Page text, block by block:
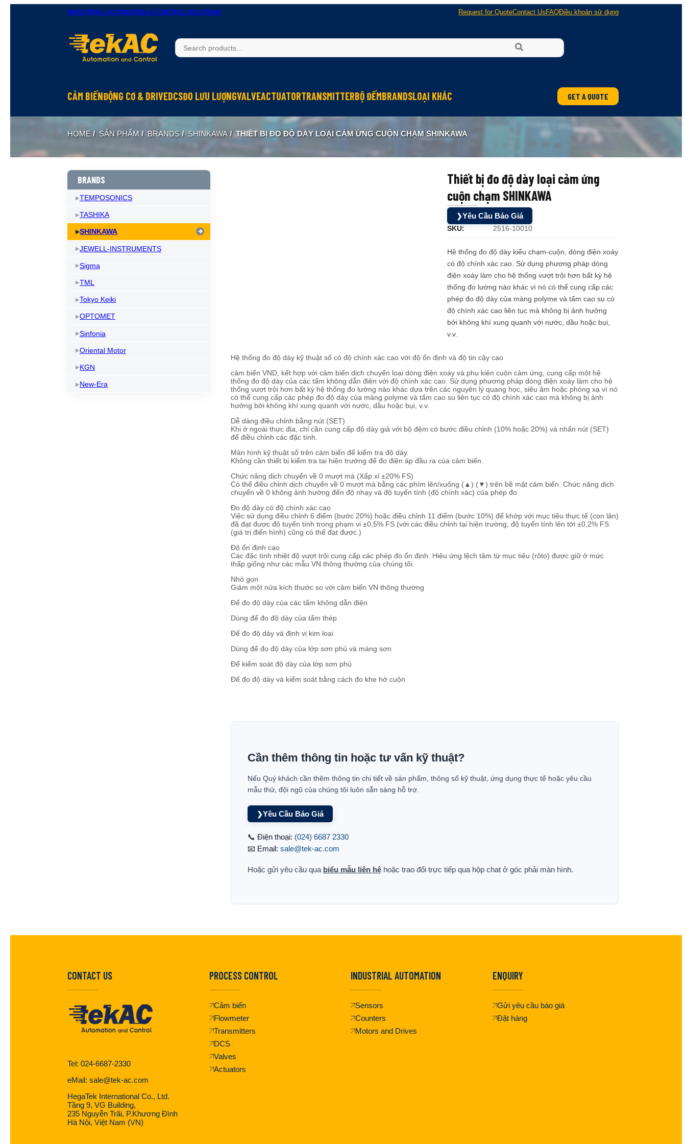
INDUSTRIAL AUTOMATION & CONTROL SOLUTIONS Request for QuoteContact Us FAQĐiều khoản sử dụng
CẢM BIẾNĐỘNG CƠ & DRIVEDCSĐO LƯU LƯỢNGVALVEACTUATORTRANSMITTERBỘ ĐẾMBRANDS
Oriental Motor
KGN
LOẠI KHÁC
Đèn phòng nổ
GET A QUOTE
HOME / SẢN PHẨM / BRANDS / SHINKAWA / THIẾT BỊ ĐO ĐỘ DÀY LOẠI CẢM ỨNG CUỘN CHẠM SHINKAWA
BRANDS
TEMPOSONICS
TASHIKA
SHINKAWA
JEWELL-INSTRUMENTS
Sigma
TML
Tokyo Keiki
OPTOMET
Sinfonia
Oriental Motor
KGN
New-Era
Thiết bị đo độ dày loại cảm ứng
cuộn chạm SHINKAWA
❯Yêu Cầu Báo Giá
SKU: 2516-10010
Hệ thống đo độ dày kiểu chạm-cuộn, dòng điện xoáy
có độ chính xác cao. Sử dụng phương pháp dòng
điện xoáy làm cho hệ thống vượt trội hơn bất kỳ hệ
thống đo lường nào khác vì nó có thể cung cấp các
phép đo độ dày của màng polyme và tấm cao su có
độ chính xác cao liên tục mà không bị ảnh hưởng
bởi không khí xung quanh với nước, dầu hoặc bụi,
v.v.
Hệ thống đo độ dày kỹ thuật số có độ chính xác cao với độ ổn định và độ tin cậy cao
cảm biến VND, kết hợp với cảm biến dịch chuyển loại dòng điện xoáy và phụ kiện cuộn cảm ứng, cung cấp một hệ
thống đo độ dày của các tấm không dẫn điện với độ chính xác cao. Sử dụng phương pháp dòng điện xoáy làm cho hệ
thống vượt trội hơn bất kỳ hệ thống đo lường nào khác dựa trên các nguyên lý quang học, siêu âm hoặc phóng xạ vì nó
có thể cung cấp các phép đo độ dày của màng polyme và tấm cao su liên tục có độ chính xác cao mà không bị ảnh
hưởng bởi không khí xung quanh với nước, dầu hoặc bụi, v.v.
Dễ dàng điều chỉnh bằng nút (SET)
Khi ở ngoài thực địa, chỉ cần cung cấp độ dày giả với bộ đệm có bước điều chỉnh (10% hoặc 20%) và nhấn nút (SET)
để điều chỉnh các đặc tính.
Màn hình kỹ thuật số trên cảm biến để kiểm tra độ dày.
Không cần thiết bị kiểm tra tại hiện trường để đo điện áp đầu ra của cảm biến.
Chức năng dịch chuyển về 0 mượt mà (Xấp xỉ ±20% FS)
Có thể điều chỉnh dịch chuyển về 0 mượt mà bằng các phím lên/xuống (▲) (▼) trên bề mặt cảm biến. Chức năng dịch
chuyển về 0 không ảnh hưởng đến độ nhạy và độ tuyến tính (độ chính xác) của phép đo.
Đo độ dày có độ chính xác cao
Việc sử dụng điều chỉnh 6 điểm (bước 20%) hoặc điều chỉnh 11 điểm (bước 10%) để khớp với mục tiêu thực tế (con lăn)
đã đạt được độ tuyến tính trong phạm vi ±0,5% FS (với các điều chỉnh tại hiện trường, độ tuyến tính lên tới ±0,2% FS
(giá trị điển hình) cũng có thể đạt được.)
Độ ổn định cao
Các đặc tính nhiệt độ vượt trội cung cấp các phép đo ổn định. Hiệu ứng lệch tâm từ mục tiêu (rôto) được giữ ở mức
thấp giống như các mẫu VN thông thường của chúng tôi.
Nhỏ gọn
Giảm một nửa kích thước so với cảm biến VN thông thường
Để đo độ dày của các tấm không dẫn điện
Dùng để đo độ dày của tấm thép
Để đo độ dày và định vị kim loại
Dùng để đo độ dày của lớp sơn phủ và màng sơn
Để kiểm soát độ dày của lớp sơn phủ
Để đo độ dày và kiểm soát bằng cách đo khe hở cuộn
Cần thêm thông tin hoặc tư vấn kỹ thuật?
Nếu Quý khách cần thêm thông tin chi tiết về sản phẩm, thông số kỹ thuật, ứng dụng thực tế hoặc yêu cầu
mẫu thử, đội ngũ của chúng tôi luôn sẵn sàng hỗ trợ.
❯Yêu Cầu Báo Giá
📞 Điện thoại: (024) 6687 2330
📧 Email: sale@tek-ac.com
Hoặc gửi yêu cầu qua biểu mẫu liên hệ hoặc trao đổi trực tiếp qua hộp chat ở góc phải màn hình.
CONTACT US
Tel: 024-6687-2330
eMail: sale@tek-ac.com
HegaTek International Co., Ltd.
Tầng 9, VG Building,
235 Nguyễn Trãi, P.Khương Đình
Hà Nội, Việt Nam (VN)
PROCESS CONTROL
Cảm biến
Flowmeter
Transmitters
DCS
Valves
Actuators
INDUSTRIAL AUTOMATION
Sensors
Counters
Motors and Drives
ENQUIRY
Gửi yêu cầu báo giá
Đặt hàng